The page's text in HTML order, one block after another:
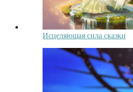
Исцеляющая сила сказки